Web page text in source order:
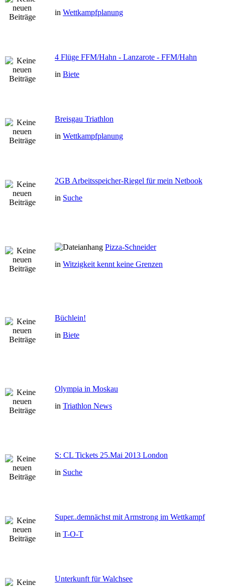
in Wettkampfplanung
4 Flüge FFM/Hahn - Lanzarote - FFM/Hahn
in Biete
Breisgau Triathlon
in Wettkampfplanung
2GB Arbeitsspeicher-Riegel für mein Netbook
in Suche
Pizza-Schneider
in Witzigkeit kennt keine Grenzen
Büchlein!
in Biete
Olympia in Moskau
in Triathlon News
S: CL Tickets 25.Mai 2013 London
in Suche
Super..demnächst mit Armstrong im Wettkampf
in T-O-T
Unterkunft für Walchsee